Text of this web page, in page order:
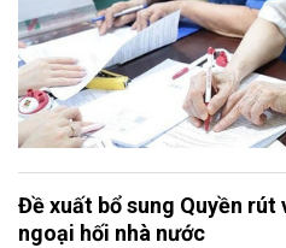
Đề xuất bổ sung Quyền
ngoại hối nhà nước